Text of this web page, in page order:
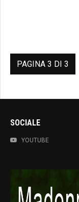
PAGINA 3 DI 3
SOCIALE
YOUTUBE